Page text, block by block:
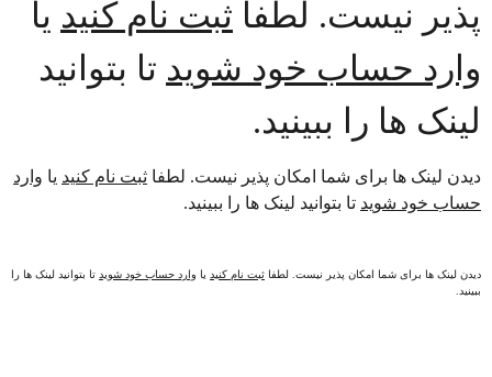
پذیر نیست. لطفا ثبت نام کنید یا
وارد حساب خود شوید تا بتوانید
لینک ها را ببینید.
دیدن لینک ها برای شما امکان پذیر نیست. لطفا ثبت نام کنید یا وارد
حساب خود شوید تا بتوانید لینک ها را ببینید.
دیدن لینک ها برای شما امکان پذیر نیست. لطفا ثبت نام کنید یا وارد حساب خود شوید تا بتوانید لینک ها را
ببینید.